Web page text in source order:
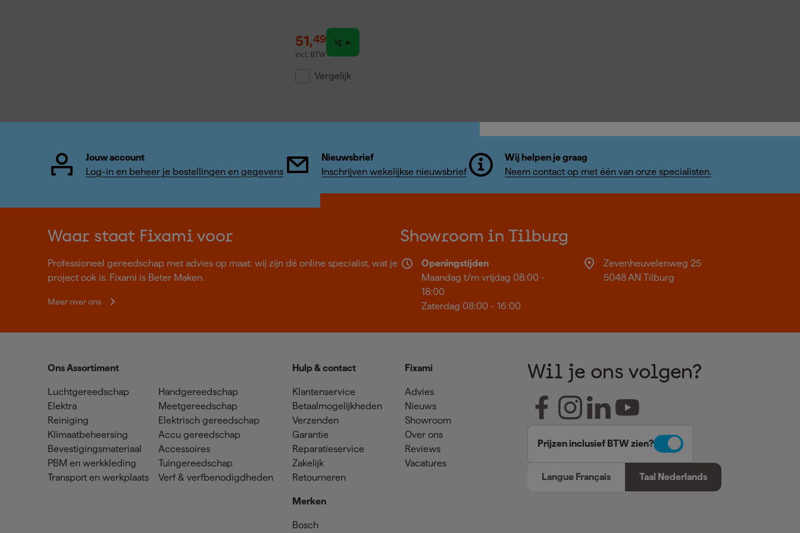
51,49
incl. BTW
Vergelijk
Jouw account
Log-in en beheer je bestellingen en gegevens
Nieuwsbrief
Inschrijven wekelijkse nieuwsbrief
Wij helpen je graag
Neem contact op met één van onze specialisten.
Waar staat Fixami voor
Professioneel gereedschap met advies op maat: wij zijn dé online specialist, wat je
project ook is. Fixami is Beter Maken.
Meer over ons
Showroom in Tilburg
Openingstijden
Maandag t/m vrijdag 08:00 -
18:00
Zaterdag 08:00 - 16:00
Zevenheuvelenweg 25
5048 AN Tilburg
Ons Assortiment
Luchtgereedschap
Elektra
Reiniging
Klimaatbeheersing
Bevestigingsmateriaal
PBM en werkkleding
Transport en werkplaats
Handgereedschap
Meetgereedschap
Elektrisch gereedschap
Accu gereedschap
Accessoires
Tuingereedschap
Verf & verfbenodigdheden
Hulp & contact
Klantenservice
Betaalmogelijkheden
Verzenden
Garantie
Reparatieservice
Zakelijk
Retourneren
Merken
Bosch
Fixami
Advies
Nieuws
Showroom
Over ons
Reviews
Vacatures
Wil je ons volgen?
Prijzen inclusief BTW zien?
Langue Français Taal Nederlands